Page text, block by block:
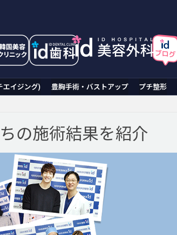
エイジング) 豊胸手術・バストアップ プチ整形
の施術結果を紹介